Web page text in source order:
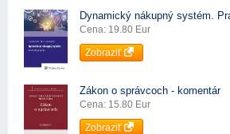
Dynamický nákupný systém.
Cena: 19.80 Eur
Zobraziť
Zákon o správcoch - komentár
Cena: 15.80 Eur
Zobraziť